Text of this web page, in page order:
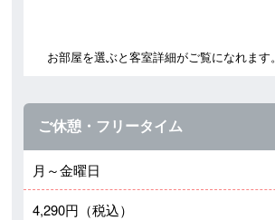
お部屋を選ぶと客室詳細がご覧になれます。
ご休憩・フリータイム
月～金曜日
4,290円（税込）